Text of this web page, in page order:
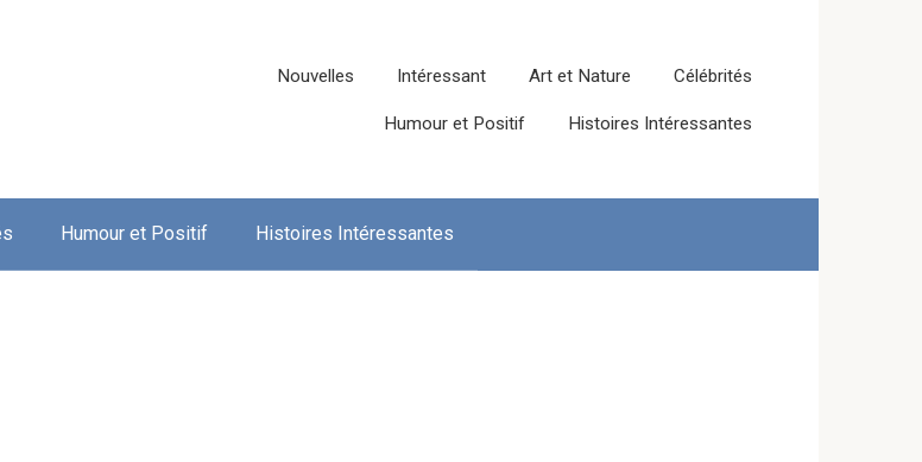
Nouvelles Intéressant Art et Nature Célébrités
Humour et Positif Histoires Intéressantes
Humour et Positif Histoires Intéressantes